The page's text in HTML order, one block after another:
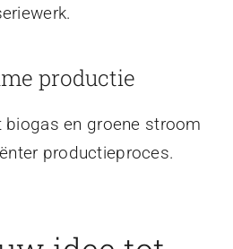
productie
biogas en groene stroom
productieproces.